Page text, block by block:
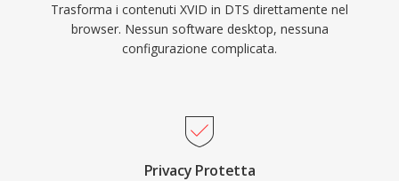
hardware più datato e nelle collezioni
multimediali legacy.
streaming. Per chi lavora con contenuti
surround destinati a supporti fisici o streaming
di alta gamma, DTS rappresenta un percorso
Trasforma i contenuti XVID in DTS direttamente nel
browser. Nessun software desktop, nessuna
configurazione complicata.
Privacy Protetta